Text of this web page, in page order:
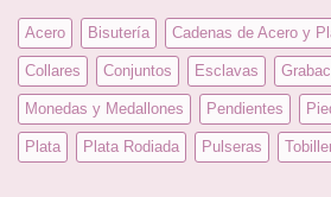
Acero Bisutería Cadenas de Acero y
Collares Conjuntos Esclavas
Monedas y Medallones Pendientes
Plata Plata Rodiada Pulseras